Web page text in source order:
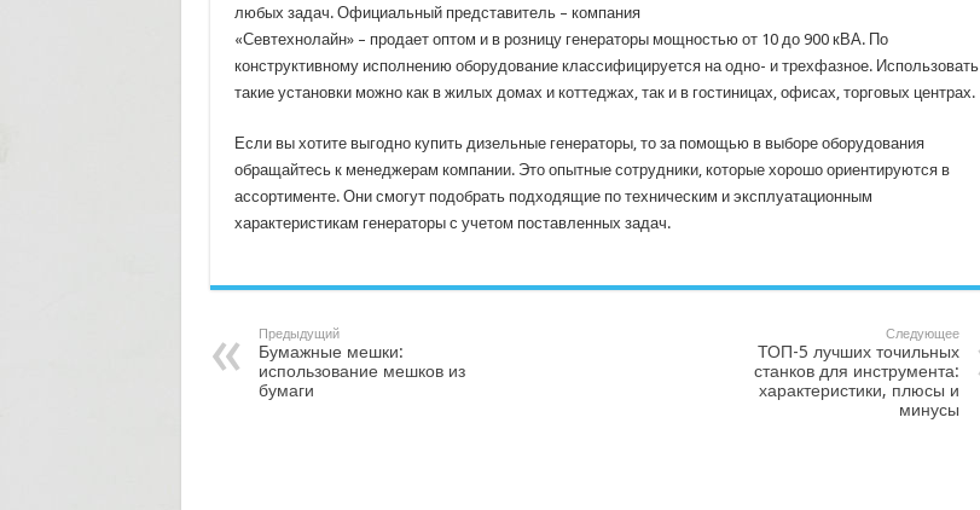
любых задач. Официальный представитель – компания
«Севтехнолайн» – продает оптом и в розницу генераторы мощностью от 10 до 900 кВА. По
конструктивному исполнению оборудование классифицируется на одно- и трехфазное. Использовать
такие установки можно как в жилых домах и коттеджах, так и в гостиницах, офисах, торговых центрах.
Если вы хотите выгодно купить дизельные генераторы, то за помощью в выборе оборудования
обращайтесь к менеджерам компании. Это опытные сотрудники, которые хорошо ориентируются в
ассортименте. Они смогут подобрать подходящие по техническим и эксплуатационным
характеристикам генераторы с учетом поставленных задач.
Предыдущий
Бумажные мешки:
использование мешков из
бумаги
Следующее
ТОП-5 лучших точильных
станков для инструмента:
характеристики, плюсы и
минусы